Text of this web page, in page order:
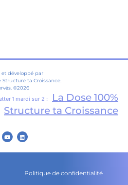
et développé par
Structure ta Croissance.
®2026
1 mardi sur 2 :
La Dose 100%
Structure ta Croissance
Politique de confidentialité